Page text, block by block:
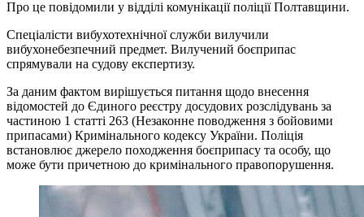
Про це повідомили у відділі комунікації поліції Полтавщини.
Спеціалісти вибухотехнічної служби вилучили
вибухонебезпечний предмет. Вилучений боєприпас
спрямували на судову експертизу.
За даним фактом вирішується питання щодо внесення
відомостей до Єдиного реєстру досудових розслідувань за
частиною 1 статті 263 (Незаконне поводження з бойовими
припасами) Кримінального кодексу України. Поліція
встановлює джерело походження боєприпасу та особу, що
може бути причетною до кримінального правопорушення.